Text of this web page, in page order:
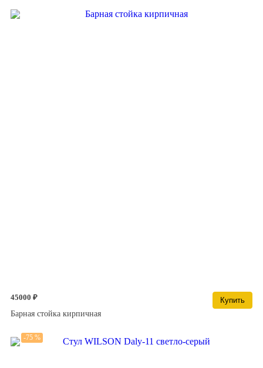
45000 ₽
Купить
Барная стойка кирпичная
-75 %